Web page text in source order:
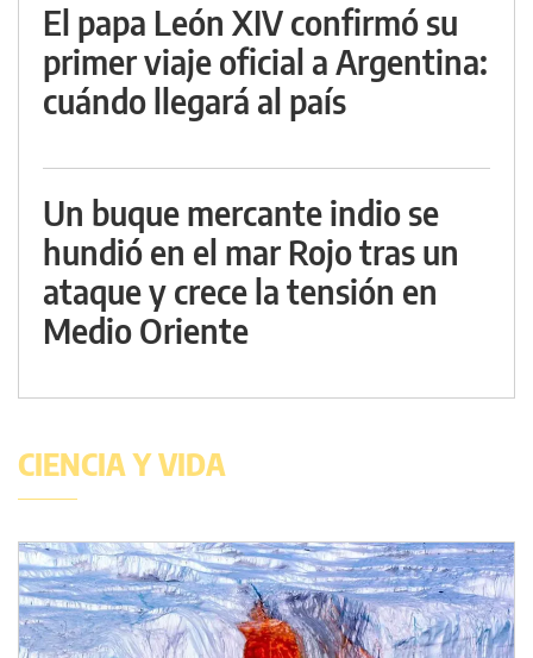
El papa León XIV confirmó su
primer viaje oficial a Argentina:
cuándo llegará al país
Un buque mercante indio se
hundió en el mar Rojo tras un
ataque y crece la tensión en
Medio Oriente
CIENCIA Y VIDA